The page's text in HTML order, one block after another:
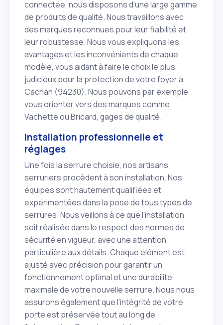
connectée, nous disposons d'une large gamme
de produits de qualité. Nous travaillons avec
des marques reconnues pour leur fiabilité et
leur robustesse. Nous vous expliquons les
avantages et les inconvénients de chaque
modèle, vous aidant à faire le choix le plus
judicieux pour la protection de votre foyer à
Cachan (94230). Nous pouvons par exemple
vous orienter vers des marques comme
Vachette ou Bricard, gages de qualité.
Installation professionnelle et
réglages
Une fois la serrure choisie, nos artisans
serruriers procèdent à son installation. Nos
équipes sont hautement qualifiées et
expérimentées dans la pose de tous types de
serrures. Nous veillons à ce que l'installation
soit réalisée dans le respect des normes de
sécurité en vigueur, avec une attention
particulière aux détails. Chaque élément est
ajusté avec précision pour garantir un
fonctionnement optimal et une durabilité
maximale de votre nouvelle serrure. Nous nous
assurons également que l'intégrité de votre
porte est préservée tout au long de